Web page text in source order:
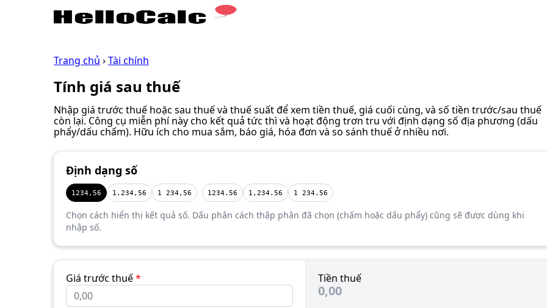
Trang chủ ›Tài chính
Tính giá sau thuế
Nhập giá trước thuế hoặc sau thuế và thuế suất để xem tiền thuế, giá cuối cùng, và số tiền trước/sau thuế
còn lại. Công cụ miễn phí này cho kết quả tức thì và hoạt động trơn tru với định dạng số địa phương (dấu
phẩy/dấu chấm). Hữu ích cho mua sắm, báo giá, hóa đơn và so sánh thuế ở nhiều nơi.
Định dạng số
1234,56 1.234,56 1 234,56 1234.56 1,234.56 1 234.56
Chọn cách hiển thị kết quả số. Dấu phân cách thập phân đã chọn (chấm hoặc dấu phẩy) cũng sẽ được dùng khi
nhập số.
Giá trước thuế* Tiền thuế
0,00